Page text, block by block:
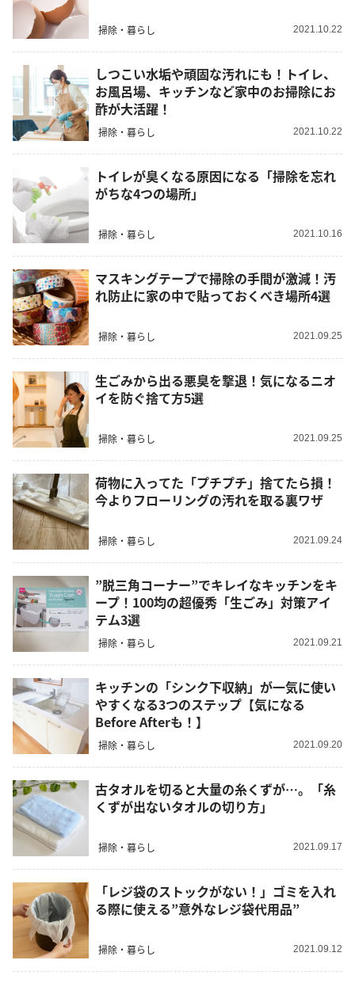
掃除・暮らし 2021.10.22
しつこい水垢や頑固な汚れにも！トイレ、
お風呂場、キッチンなど家中のお掃除にお
酢が大活躍！
掃除・暮らし 2021.10.22
トイレが臭くなる原因になる「掃除を忘れ
がちな4つの場所」
掃除・暮らし 2021.10.16
マスキングテープで掃除の手間が激減！汚
れ防止に家の中で貼っておくべき場所4選
掃除・暮らし 2021.09.25
生ごみから出る悪臭を撃退！気になるニオ
イを防ぐ捨て方5選
掃除・暮らし 2021.09.25
荷物に入ってた「プチプチ」捨てたら損！
今よりフローリングの汚れを取る裏ワザ
掃除・暮らし 2021.09.24
”脱三角コーナー”でキレイなキッチンをキ
ープ！100均の超優秀「生ごみ」対策アイ
テム3選
掃除・暮らし 2021.09.21
キッチンの「シンク下収納」が一気に使い
やすくなる3つのステップ【気になる
Before Afterも！】
掃除・暮らし 2021.09.20
古タオルを切ると大量の糸くずが…。「糸
くずが出ないタオルの切り方」
掃除・暮らし 2021.09.17
「レジ袋のストックがない！」ゴミを入れ
る際に使える”意外なレジ袋代用品”
掃除・暮らし 2021.09.12